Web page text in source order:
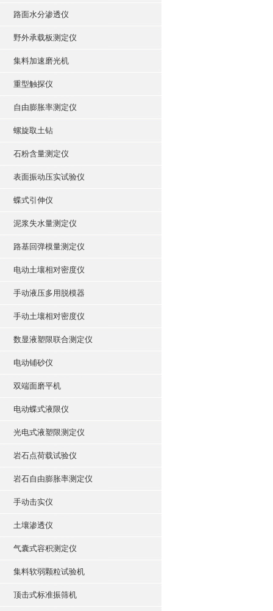
路面水分渗透仪
野外承载板测定仪
集料加速磨光机
重型触探仪
自由膨胀率测定仪
螺旋取土钻
石粉含量测定仪
表面振动压实试验仪
蝶式引伸仪
泥浆失水量测定仪
路基回弹模量测定仪
电动土壤相对密度仪
手动液压多用脱模器
手动土壤相对密度仪
数显液塑限联合测定仪
电动铺砂仪
双端面磨平机
电动蝶式液限仪
光电式液塑限测定仪
岩石点荷载试验仪
岩石自由膨胀率测定仪
手动击实仪
土壤渗透仪
气囊式容积测定仪
集料软弱颗粒试验机
顶击式标准振筛机